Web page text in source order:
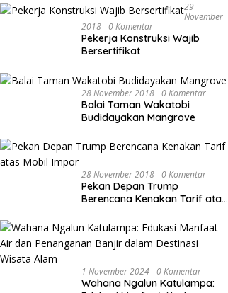
29
November
2018
0 Komentar
Pekerja Konstruksi Wajib
Bersertifikat
28 November 2018 0 Komentar
Balai Taman Wakatobi
Budidayakan Mangrove
28 November 2018 0 Komentar
Pekan Depan Trump
Berencana Kenakan Tarif atas
1 November 2024 0 Komentar
Wahana Ngalun Katulampa: